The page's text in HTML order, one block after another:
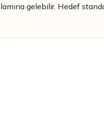
gelebilir. Hedef